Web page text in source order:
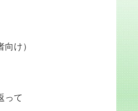
け）
って